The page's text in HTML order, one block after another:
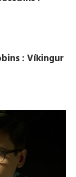
: Víkingur